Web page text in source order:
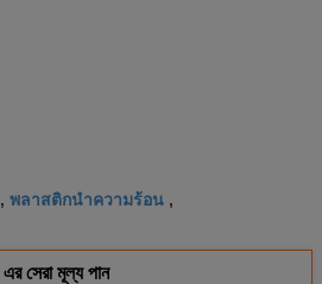
, พลาสติกนำความร้อน ,
এর সেরা মূল্য পান